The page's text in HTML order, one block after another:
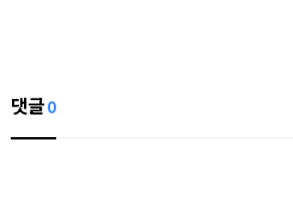
댓글0